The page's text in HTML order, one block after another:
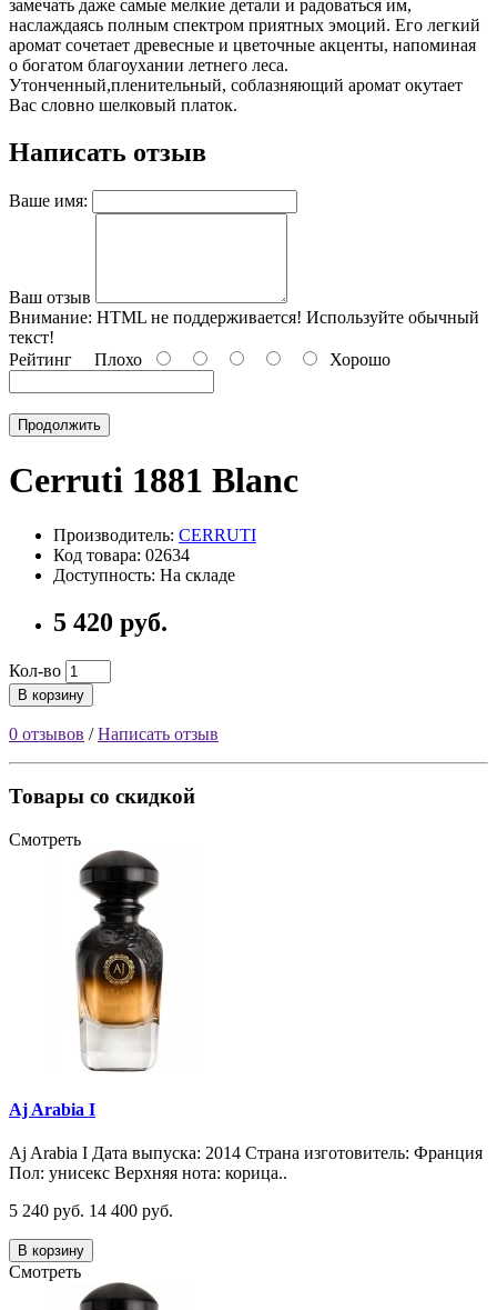
замечать даже самые мелкие детали и радоваться им,
наслаждаясь полным спектром приятных эмоций. Его легкий
аромат сочетает древесные и цветочные акценты, напоминая
о богатом благоухании летнего леса.
Утонченный,пленительный, соблазняющий аромат окутает
Вас словно шелковый платок.
Написать отзыв
Ваше имя:
Ваш отзыв
Внимание: HTML не поддерживается! Используйте обычный
текст!
Рейтинг Плохо Хорошо
Продолжить
Cerruti 1881 Blanc
Производитель: CERRUTI
Код товара: 02634
Доступность: На складе
5 420 руб.
Кол-во
В корзину
0 отзывов /Написать отзыв
Товары со скидкой
Смотреть
Aj Arabia I
Aj Arabia I Дата выпуска: 2014 Страна изготовитель: Франция
Пол: унисекс Верхняя нота: корица..
5 240 руб. 14 400 руб.
В корзину
Смотреть